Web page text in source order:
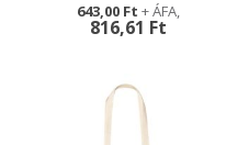
816,61 Ft
643,00 Ft